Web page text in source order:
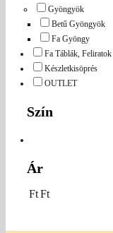
Gyöngyök
Betű Gyöngyök
Fa Gyöngy
Fa Táblák, Feliratok
Készletkisöprés
OUTLET
Szín
Ár
FtFt